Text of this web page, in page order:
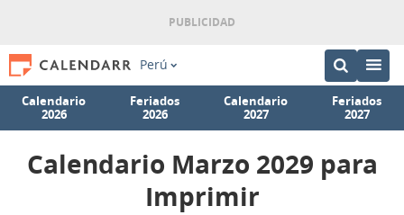
Perú
Calendario
2026
Feriados
2026
Calendario
2027
Feriados
2027
Calendario Marzo 2029 para
Imprimir